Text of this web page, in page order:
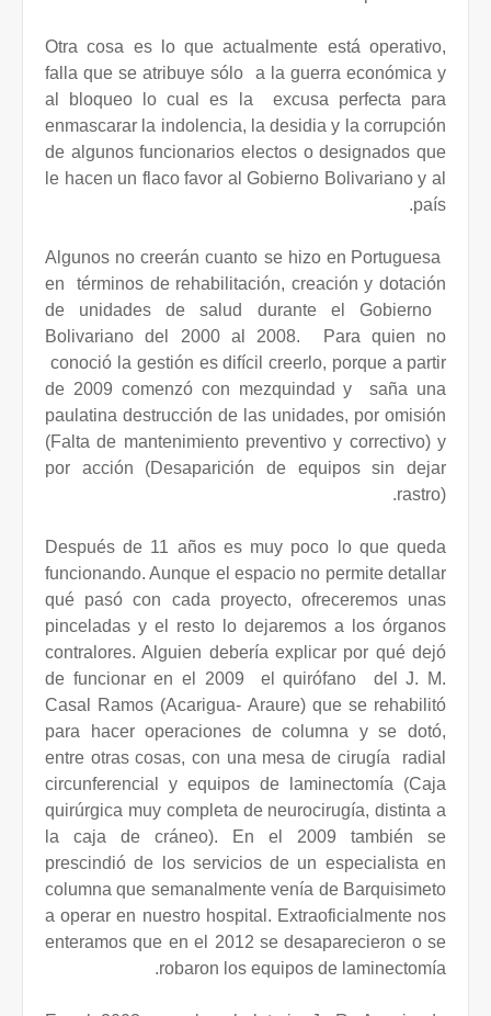
Otra cosa es lo que actualmente está operativo,
falla que se atribuye sólo
a la guerra económica y
al bloqueo lo cual es la
excusa perfecta para
enmascarar la indolencia, la desidia y la corrupción
de algunos funcionarios electos o designados que
le hacen un flaco favor al Gobierno Bolivariano y al
país.
Algunos no creerán cuanto se hizo en Portuguesa
en
términos de rehabilitación, creación y dotación
de unidades de salud durante el Gobierno
Bolivariano del 2000 al 2008.
Para quien no
conoció la gestión es difícil creerlo, porque a partir
de 2009 comenzó con mezquindad y
saña una
paulatina destrucción de las unidades, por omisión
(Falta de mantenimiento preventivo y correctivo) y
por acción (Desaparición de equipos sin dejar
rastro).
Después de 11 años es muy poco lo que queda
funcionando. Aunque el espacio no permite detallar
qué pasó con cada proyecto, ofreceremos unas
pinceladas y el resto lo dejaremos a los órganos
contralores. Alguien debería explicar por qué dejó
de funcionar en el 2009
el quirófano
del J. M.
Casal Ramos (Acarigua- Araure) que se rehabilitó
para hacer operaciones de columna y se dotó,
entre otras cosas, con una mesa de cirugía
radial
circunferencial y equipos de laminectomía (Caja
quirúrgica muy completa de neurocirugía, distinta a
la caja de cráneo). En el 2009 también se
prescindió de los servicios de un especialista en
columna que semanalmente venía de Barquisimeto
a operar en nuestro hospital. Extraoficialmente nos
enteramos que en el 2012 se desaparecieron o se
robaron los equipos de laminectomía.